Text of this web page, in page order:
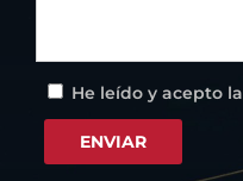
He leído y acepto la